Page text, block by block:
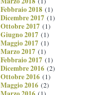
Febbraio 2018 (1)
Dicembre 2017 (1)
Ottobre 2017 (1)
Giugno 2017 (1)
Maggio 2017 (1)
Marzo 2017 (1)
Febbraio 2017 (1)
Dicembre 2016 (2)
Ottobre 2016 (1)
Maggio 2016 (2)